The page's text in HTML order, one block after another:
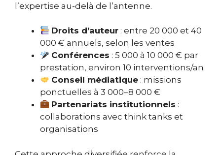
l’expertise au-delà de l’antenne.
Droits d’auteur : entre 20 000 et 40
000 € annuels, selon les ventes
Conférences : 5 000 à 10 000 € par
prestation, environ 10 interventions/an
Conseil médiatique : missions
ponctuelles à 3 000–8 000 €
Partenariats institutionnels :
collaborations avec think tanks et
organisations